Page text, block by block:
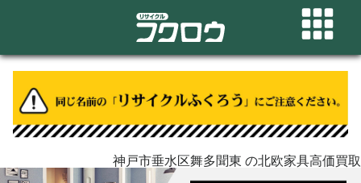
神戸市垂水区舞多聞東 の北欧家具高価買取